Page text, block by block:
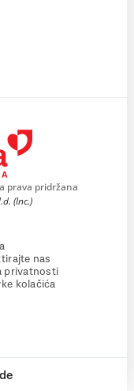
prava pridržana
(Inc.)
nas
privatnosti
kolačića